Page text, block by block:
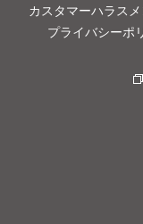
カスタマーハラス
プライバシーポ